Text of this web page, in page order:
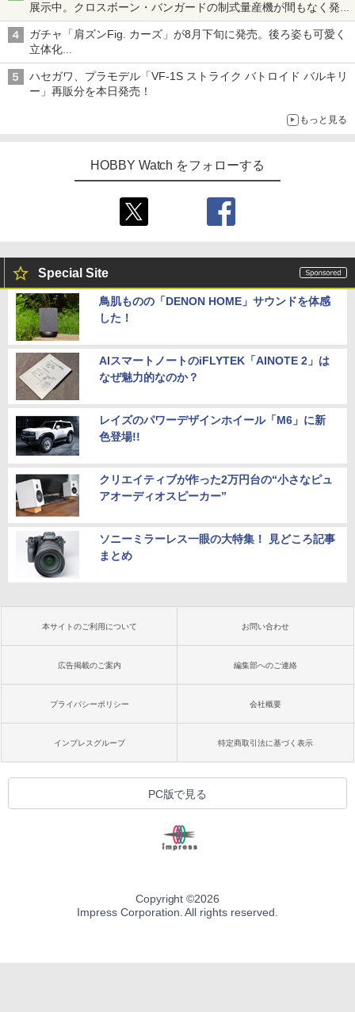
展示中。クロスボーン・バンガードの制式量産機が間もなく発送
【ガンダムベース撮り下ろし】
ガチャ「肩ズンFig. カーズ」が8月下旬に発売。後ろ姿も可愛く
立体化
ライトニング・マックィーンやメーターなど4種がラインナップ
ハセガワ、プラモデル「VF-1S ストライク バトロイド バルキリ
ー」再販分を本日発売！
もっと見る
HOBBY Watch をフォローする
Special Site
鳥肌ものの「DENON HOME」サウンドを体感
した！
AIスマートノートのiFLYTEK「AINOTE 2」は
なぜ魅力的なのか？
レイズのパワーデザインホイール「M6」に新
色登場!!
クリエイティブが作った2万円台の“小さなピュ
アオーディオスピーカー”
ソニーミラーレス一眼の大特集！ 見どころ記事
まとめ
本サイトのご利用について お問い合わせ
広告掲載のご案内 編集部へのご連絡
プライバシーポリシー 会社概要
インプレスグループ 特定商取引法に基づく表示
PC版で見る
Copyright ©2026
Impress Corporation. All rights reserved.